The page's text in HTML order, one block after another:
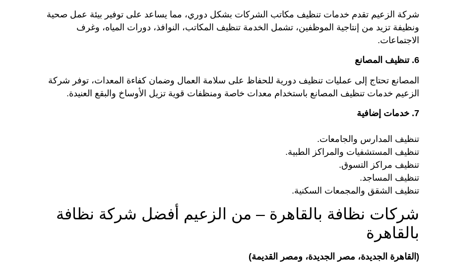
شركة الزعيم تقدم خدمات تنظيف مكاتب الشركات بشكل دوري، مما يساعد على توفير بيئة عمل صحية
ونظيفة تزيد من إنتاجية الموظفين، تشمل الخدمة تنظيف المكاتب، النوافذ، دورات المياه، وغرف
الاجتماعات.
6. تنظيف المصانع
المصانع تحتاج إلى عمليات تنظيف دورية للحفاظ على سلامة العمال وضمان كفاءة المعدات، توفر شركة
الزعيم خدمات تنظيف المصانع باستخدام معدات خاصة ومنظفات قوية تزيل الأوساخ والبقع العنيدة.
7. خدمات إضافية
تنظيف المدارس والجامعات.
تنظيف المستشفيات والمراكز الطبية.
تنظيف مراكز التسوق.
تنظيف المساجد.
تنظيف الشقق والمجمعات السكنية.
شركات نظافة بالقاهرة – من الزعيم أفضل شركة نظافة
بالقاهرة
(القاهرة الجديدة، مصر الجديدة، ومصر القديمة)